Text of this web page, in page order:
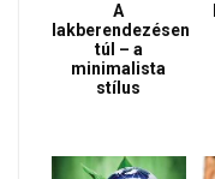
A
lakberendezésen
túl – a
minimalista
stílus